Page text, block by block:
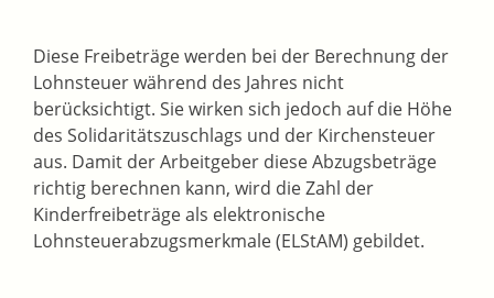
Diese Freibeträge werden bei der Berechnung der
Lohnsteuer während des Jahres nicht
berücksichtigt. Sie wirken sich jedoch auf die Höhe
des Solidaritätszuschlags und der Kirchensteuer
aus. Damit der Arbeitgeber diese Abzugsbeträge
richtig berechnen kann, wird die Zahl der
Kinderfreibeträge als elektronische
Lohnsteuerabzugsmerkmale (ELStAM) gebildet.